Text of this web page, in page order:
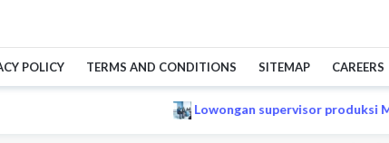
POLICY TERMS AND CONDITIONS SITEMAP CAREERS
Lowongan supervisor produksi